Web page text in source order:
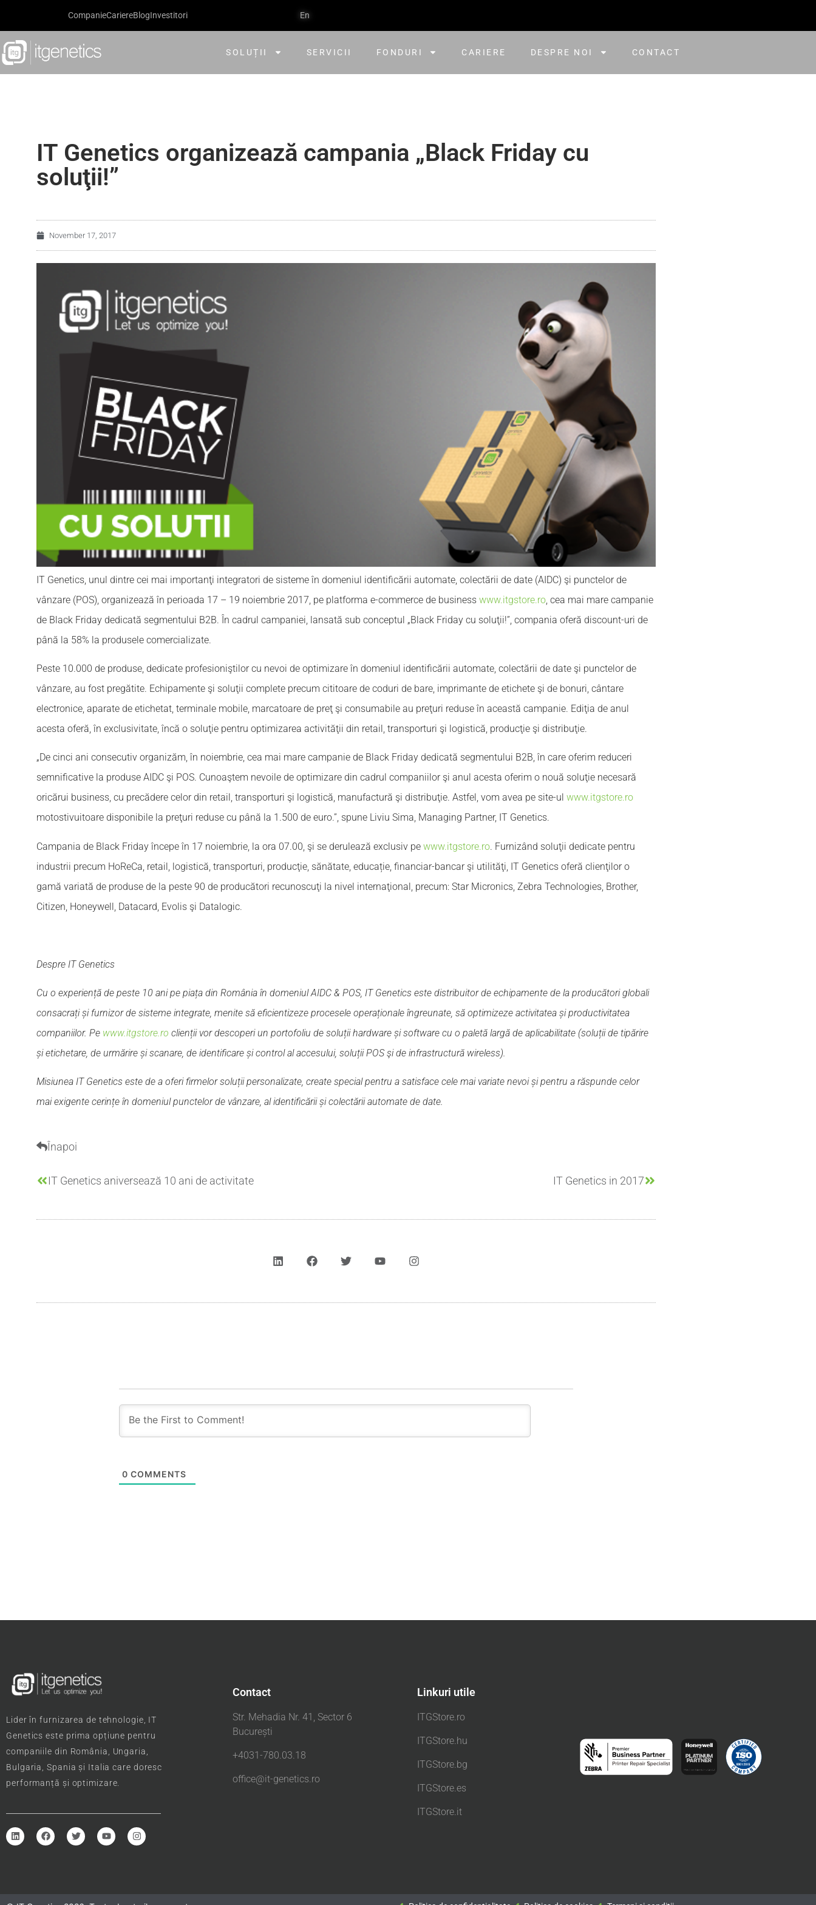
CompanieCariereBlogInvestitori En
SOLUȚII SERVICII FONDURI CARIERE DESPRE NOI CONTACT
IT Genetics organizează campania „Black Friday cu
soluţii!”
November 17, 2017
IT Genetics, unul dintre cei mai importanţi integratori de sisteme în domeniul identificării automate, colectării de date (AIDC) şi punctelor de
vânzare (POS), organizează în perioada 17 – 19 noiembrie 2017, pe platforma e-commerce de business www.itgstore.ro , cea mai mare campanie
de Black Friday dedicată segmentului B2B. În cadrul campaniei, lansată sub conceptul „Black Friday cu soluţii!”, compania oferă discount-uri de
până la 58% la produsele comercializate.
Peste 10.000 de produse, dedicate profesioniştilor cu nevoi de optimizare în domeniul identificării automate, colectării de date şi punctelor de
vânzare, au fost pregătite. Echipamente şi soluţii complete precum cititoare de coduri de bare, imprimante de etichete şi de bonuri, cântare
electronice, aparate de etichetat, terminale mobile, marcatoare de preţ şi consumabile au preţuri reduse în această campanie. Ediţia de anul
acesta oferă, în exclusivitate, încă o soluţie pentru optimizarea activităţii din retail, transporturi şi logistică, producţie şi distribuţie.
„De cinci ani consecutiv organizăm, în noiembrie, cea mai mare campanie de Black Friday dedicată segmentului B2B, în care oferim reduceri
semnificative la produse AIDC şi POS. Cunoaştem nevoile de optimizare din cadrul companiilor şi anul acesta oferim o nouă soluţie necesară
oricărui business, cu precădere celor din retail, transporturi şi logistică, manufactură şi distribuţie. Astfel, vom avea pe site-ul www.itgstore.ro
motostivuitoare disponibile la preţuri reduse cu până la 1.500 de euro.”, spune Liviu Sima, Managing Partner, IT Genetics.
Campania de Black Friday începe în 17 noiembrie, la ora 07.00, şi se derulează exclusiv pe www.itgstore.ro. Furnizând soluţii dedicate pentru
industrii precum HoReCa, retail, logistică, transporturi, producţie, sănătate, educație, financiar-bancar şi utilităţi, IT Genetics oferă clienţilor o
gamă variată de produse de la peste 90 de producători recunoscuţi la nivel internaţional, precum: Star Micronics, Zebra Technologies, Brother,
Citizen, Honeywell, Datacard, Evolis şi Datalogic.
Despre IT Genetics
Cu o experiență de peste 10 ani pe piața din România în domeniul AIDC & POS, IT Genetics este distribuitor de echipamente de la producători globali
consacrați și furnizor de sisteme integrate, menite să eficientizeze procesele operaționale îngreunate, să optimizeze activitatea și productivitatea
companiilor. Pe www.itgstore.ro clienții vor descoperi un portofoliu de soluții hardware și software cu o paletă largă de aplicabilitate (soluții de tipărire
și etichetare, de urmărire și scanare, de identificare și control al accesului, soluții POS şi de infrastructură wireless).
Misiunea IT Genetics este de a oferi firmelor soluții personalizate, create special pentru a satisface cele mai variate nevoi și pentru a răspunde celor
mai exigente cerințe în domeniul punctelor de vânzare, al identificării și colectării automate de date.
Înapoi
IT Genetics aniversează 10 ani de activitate IT Genetics in 2017
0 COMMENTS
Lider în furnizarea de tehnologie, IT
Genetics este prima opțiune pentru
companiile din România, Ungaria,
Bulgaria, Spania și Italia care doresc
performanță și optimizare.
Contact
Str. Mehadia Nr. 41, Sector 6
București
+4031-780.03.18
office@it-genetics.ro
Linkuri utile
ITGStore.ro
ITGStore.hu
ITGStore.bg
ITGStore.es
ITGStore.it